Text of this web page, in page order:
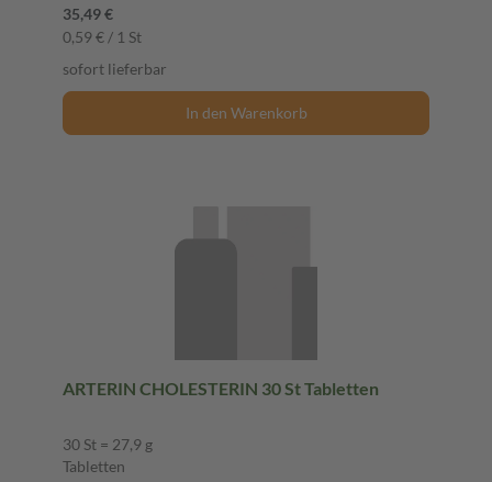
35,49 €
0,59 € / 1 St
sofort lieferbar
In den Warenkorb
ARTERIN CHOLESTERIN 30 St Tabletten
30 St = 27,9 g
Tabletten